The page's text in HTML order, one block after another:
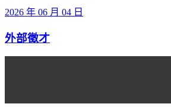
2026 年 06 月 04 日
外部徵才